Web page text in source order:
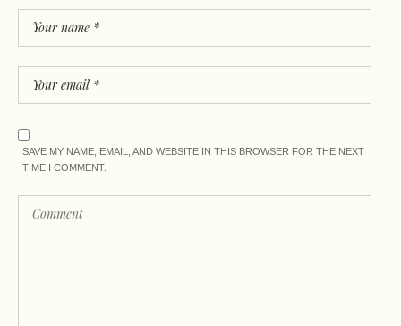
SAVE MY NAME, EMAIL, AND WEBSITE IN THIS BROWSER FOR THE NEXT
TIME I COMMENT.